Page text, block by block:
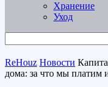
Хранение
Уход
ReHouz Новости
дома: за что мы платим